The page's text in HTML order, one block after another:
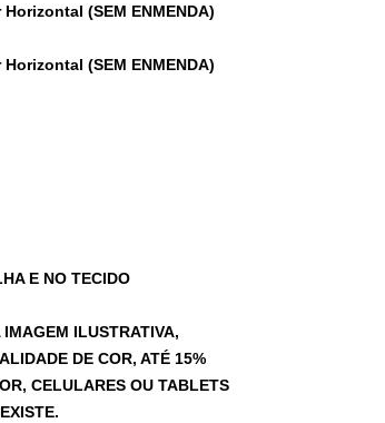
(SEM ENMENDA)
(SEM ENMENDA)
E NO TECIDO
ILUSTRATIVA,
DE COR, ATÉ 15%
CELULARES OU TABLETS